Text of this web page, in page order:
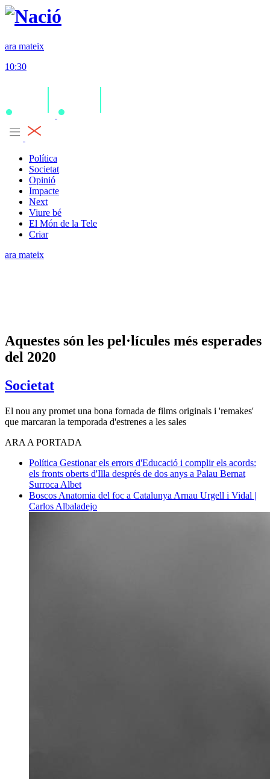
ara mateix
10:30
Política
Societat
Opinió
Impacte
Next
Viure bé
El Món de la Tele
Criar
ara mateix
Aquestes són les pel·lícules més esperades
del 2020
Societat
El nou any promet una bona fornada de films originals i 'remakes'
que marcaran la temporada d'estrenes a les sales
ARA A PORTADA
Política Gestionar els errors d'Educació i complir els acords:
els fronts oberts d'Illa després de dos anys a Palau Bernat
Surroca Albet
Boscos Anatomia del foc a Catalunya Arnau Urgell i Vidal |
Carlos Albaladejo